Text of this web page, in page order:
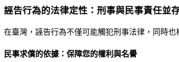
誣告行為的法律定性：刑事與民事責任並
在臺灣，誣告行為不僅可能觸犯刑事法律，同時
民事求償的依據：保障您的權利與名譽